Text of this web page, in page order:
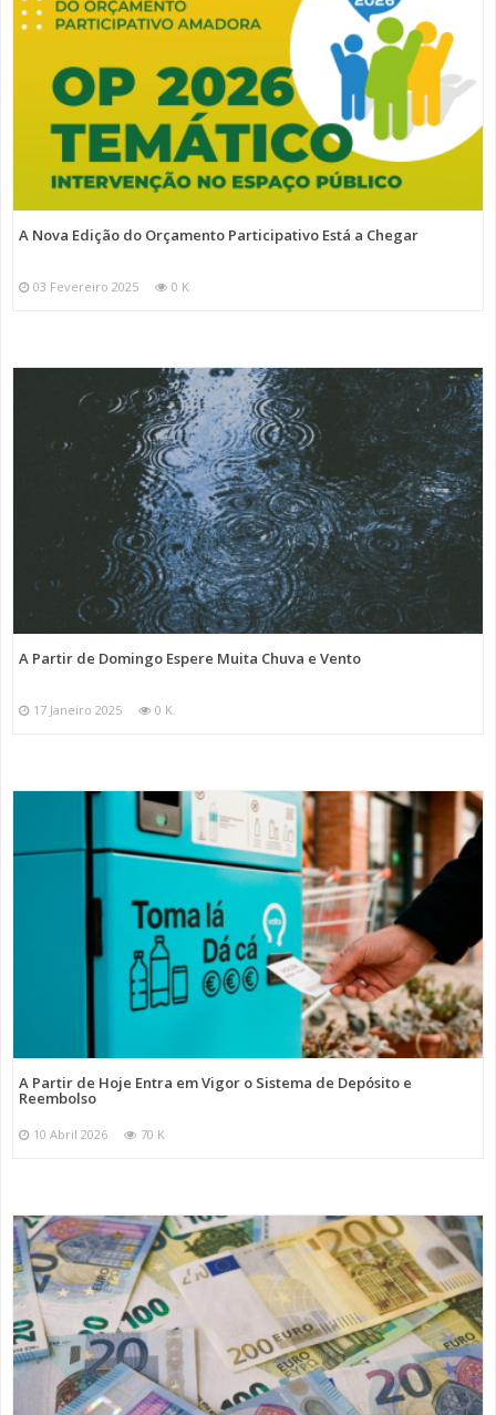
A Nova Edição do Orçamento Participativo Está a Chegar
03 Fevereiro 2025 0 K
A Partir de Domingo Espere Muita Chuva e Vento
17 Janeiro 2025 0 K
A Partir de Hoje Entra em Vigor o Sistema de Depósito e
Reembolso
10 Abril 2026 70 K